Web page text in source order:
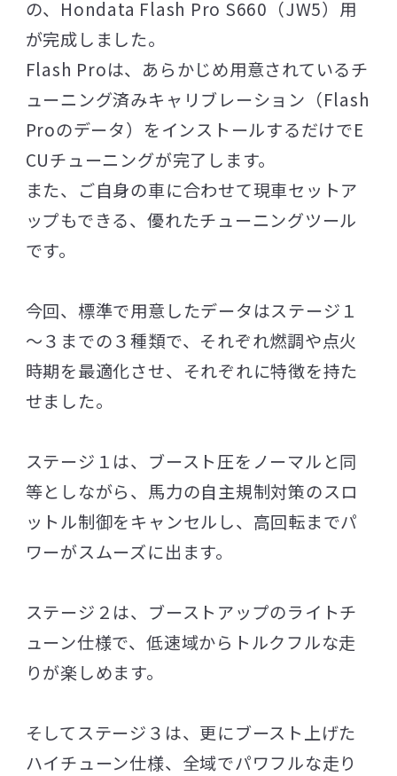
の、Hondata Flash Pro S660（JW5）用
が完成しました。
Flash Proは、あらかじめ用意されているチ
ューニング済みキャリブレーション（Flash
Proのデータ）をインストールするだけでE
CUチューニングが完了します。
また、ご自身の車に合わせて現車セットア
ップもできる、優れたチューニングツール
です。
今回、標準で用意したデータはステージ１
～３までの３種類で、それぞれ燃調や点火
時期を最適化させ、それぞれに特徴を持た
せました。
ステージ１は、ブースト圧をノーマルと同
等としながら、馬力の自主規制対策のスロ
ットル制御をキャンセルし、高回転までパ
ワーがスムーズに出ます。
ステージ２は、ブーストアップのライトチ
ューン仕様で、低速域からトルクフルな走
りが楽しめます。
そしてステージ３は、更にブースト上げた
ハイチューン仕様、全域でパワフルな走り